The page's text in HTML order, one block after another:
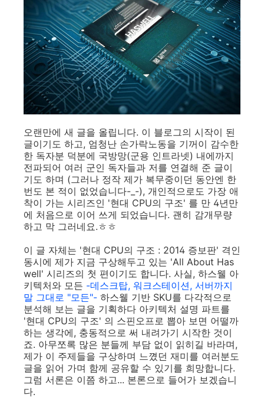
오랜만에 새 글을 올립니다. 이 블로그의 시작이 된
글이기도 하고, 엄청난 손가락노동을 기꺼이 감수한
한 독자분 덕분에 국방망(군용 인트라넷) 내에까지
전파되어 여러 군인 독자들과 저를 연결해 준 글이
기도 하며 (그러나 정작 제가 복무중이던 동안엔 한
번도 본 적이 없었습니다-_-), 개인적으로도 가장 애
착이 가는 시리즈인 '현대 CPU의 구조' 를 만 4년만
에 처음으로 이어 쓰게 되었습니다. 괜히 감개무량
하고 막 그러네요.ㅎㅎ
이 글 자체는 '현대 CPU의 구조 : 2014 증보판' 격인
동시에 제가 지금 구상해두고 있는 'All About Has
well' 시리즈의 첫 편이기도 합니다. 사실, 하스웰 아
키텍처와 모든 -데스크탑, 워크스테이션, 서버까지
말 그대로 "모든"- 하스웰 기반 SKU를 다각적으로
분석해 보는 글을 기획하다 아키텍처 설명 파트를
'현대 CPU의 구조' 의 스핀오프로 뽑아 보면 어떨까
하는 생각에, 충동적으로 써 내려가기 시작한 것이
죠. 아무쪼록 많은 분들께 부담 없이 읽히길 바라며,
제가 이 주제들을 구상하며 느꼈던 재미를 여러분도
글을 읽어 가며 함께 공유할 수 있기를 희망합니다.
그럼 서론은 이쯤 하고... 본론으로 들어가 보겠습니
다.